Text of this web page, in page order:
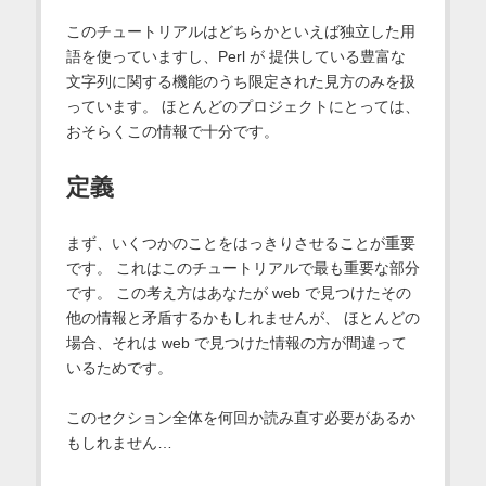
このチュートリアルはどちらかといえば独立した用
語を使っていますし、Perl が 提供している豊富な
文字列に関する機能のうち限定された見方のみを扱
っています。 ほとんどのプロジェクトにとっては、
おそらくこの情報で十分です。
定義
まず、いくつかのことをはっきりさせることが重要
です。 これはこのチュートリアルで最も重要な部分
です。 この考え方はあなたが web で見つけたその
他の情報と矛盾するかもしれませんが、 ほとんどの
場合、それは web で見つけた情報の方が間違って
いるためです。
このセクション全体を何回か読み直す必要があるか
もしれません…